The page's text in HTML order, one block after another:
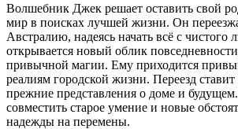
Волшебник Джек решает оставить свой
мир в поисках лучшей жизни. Он
Австралию, надеясь начать всё с чистого
открывается новый облик
привычной магии. Ему приходится
реалиям городской жизни. Переезд
прежние представления о доме и
совместить старое умение и новые
надежды на перемены.